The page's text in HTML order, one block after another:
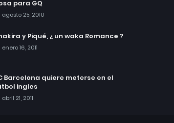
para GQ
agosto 25, 2010
y Piqué, ¿ un waka Romance ?
enero 16, 2011
Barcelona quiere meterse en el
ingles
abril 21, 2011